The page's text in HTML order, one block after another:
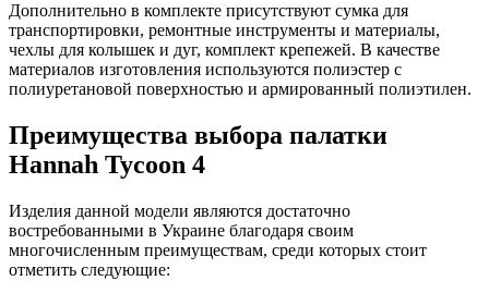
Дополнительно в комплекте присутствуют сумка для
транспортировки, ремонтные инструменты и материалы,
чехлы для колышек и дуг, комплект крепежей. В качестве
материалов изготовления используются полиэстер с
полиуретановой поверхностью и армированный полиэтилен.
Преимущества выбора палатки
Hannah Tycoon 4
Изделия данной модели являются достаточно
востребованными в Украине благодаря своим
многочисленным преимуществам, среди которых стоит
отметить следующие: